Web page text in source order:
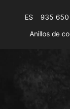
ES 935 650
Anillos de